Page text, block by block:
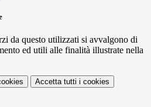
da questo utilizzati si avvalgono di
ed utili alle finalità illustrate nella
Accetta tutti i cookies